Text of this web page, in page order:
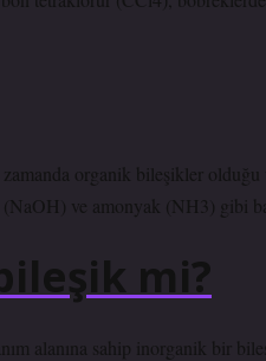
organik bileşikler
ve amonyak (NH3) gibi
mi?
alanına sahip inorganik bir